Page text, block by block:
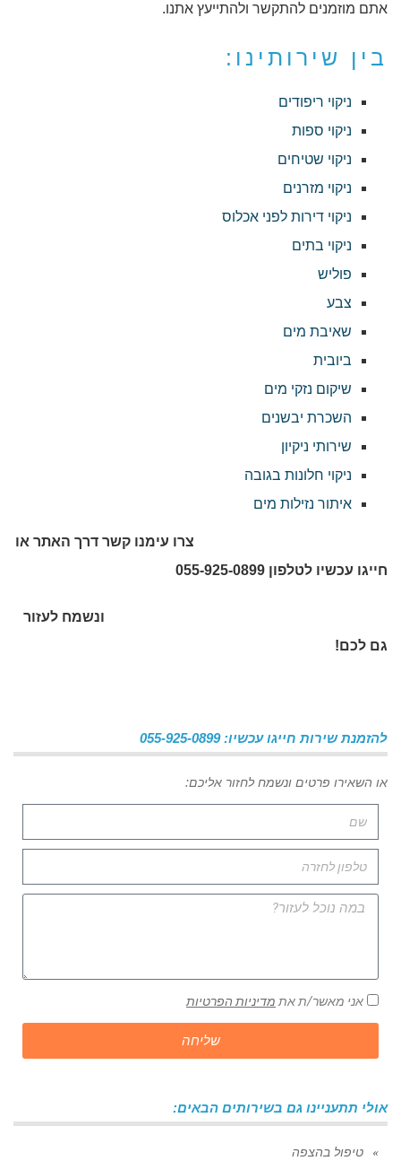
אתם מוזמנים להתקשר ולהתייעץ אתנו.
בין שירותינו:
ניקוי ריפודים
ניקוי ספות
ניקוי שטיחים
ניקוי מזרנים
ניקוי דירות לפני אכלוס
ניקוי בתים
פוליש
צבע
שאיבת מים
ביובית
שיקום נזקי מים
השכרת יבשנים
שירותי ניקיון
ניקוי חלונות בגובה
איתור נזילות מים
צרו עימנו קשר דרך האתר או
חייגו עכשיו לטלפון 055-925-0899
ונשמח לעזור
גם לכם!
להזמנת שירות חייגו עכשיו: 055-925-0899
או השאירו פרטים ונשמח לחזור אליכם:
אני מאשר/ת את מדיניות הפרטיות
שליחה
אולי תתעניינו גם בשירותים הבאים:
טיפול בהצפה